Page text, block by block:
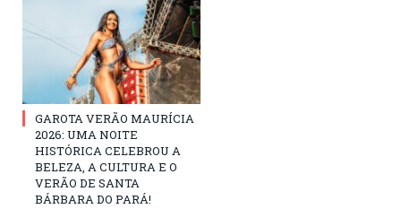
GAROTA VERÃO MAURÍCIA
2026: UMA NOITE
HISTÓRICA CELEBROU A
BELEZA, A CULTURA E O
VERÃO DE SANTA
BÁRBARA DO PARÁ!